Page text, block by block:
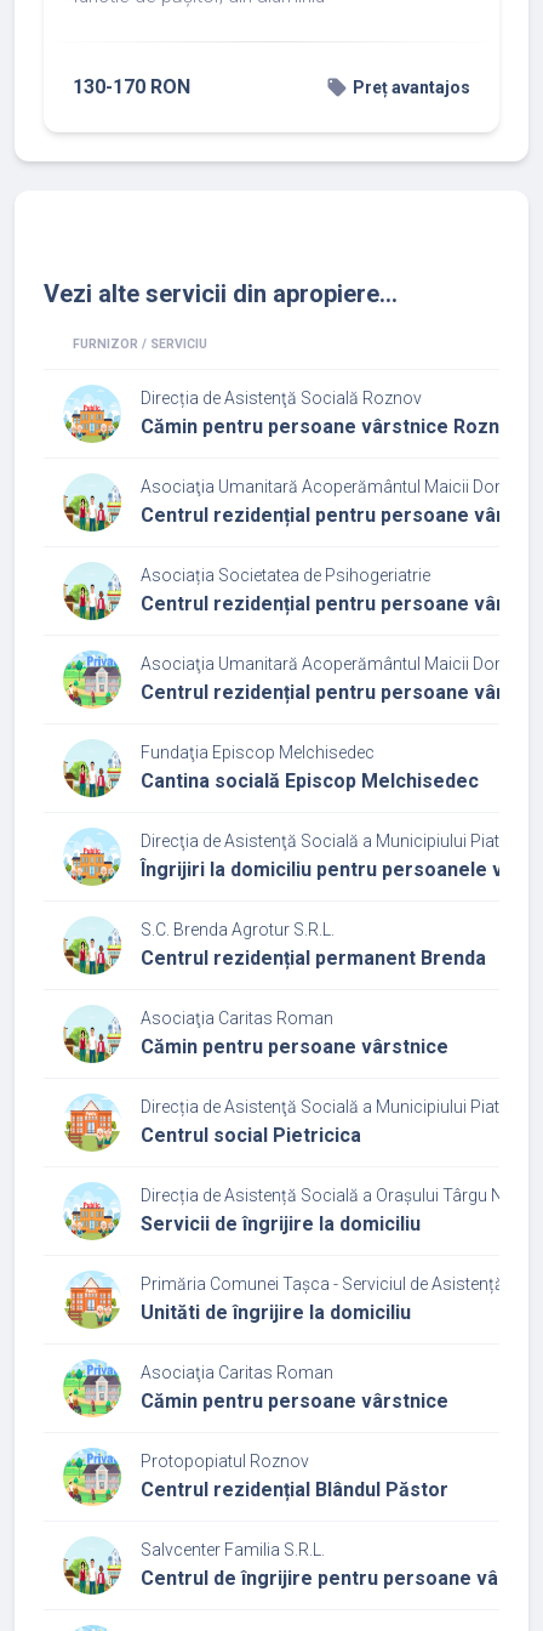
130-170 RON local_offer Preț avantajos
Vezi alte servicii din apropiere...
FURNIZOR / SERVICIU
Direcția de Asistenţă Socială Roznov
Cămin pentru persoane vârstnice Roznov
Asociaţia Umanitară Acoperământul Maicii
Centrul rezidențial pentru persoane
Asociația Societatea de Psihogeriatrie
Centrul rezidențial pentru persoane
Asociaţia Umanitară Acoperământul Maicii
Centrul rezidențial pentru persoane
Fundaţia Episcop Melchisedec
Cantina socială Episcop Melchisedec
Direcţia de Asistenţă Socială a Municipiului Piatra
Îngrijiri la domiciliu pentru persoanele
S.C. Brenda Agrotur S.R.L.
Centrul rezidențial permanent Brenda
Asociaţia Caritas Roman
Cămin pentru persoane vârstnice
Direcția de Asistenţă Socială a Municipiului Piatra
Centrul social Pietricica
Direcția de Asistență Socială a Orașului Târgu Neamț
Servicii de îngrijire la domiciliu
Primăria Comunei Tașca - Serviciul de Asistență
Unităti de îngrijire la domiciliu
Asociaţia Caritas Roman
Cămin pentru persoane vârstnice
Protopopiatul Roznov
Centrul rezidențial Blândul Păstor
Salvcenter Familia S.R.L.
Centrul de îngrijire pentru persoane